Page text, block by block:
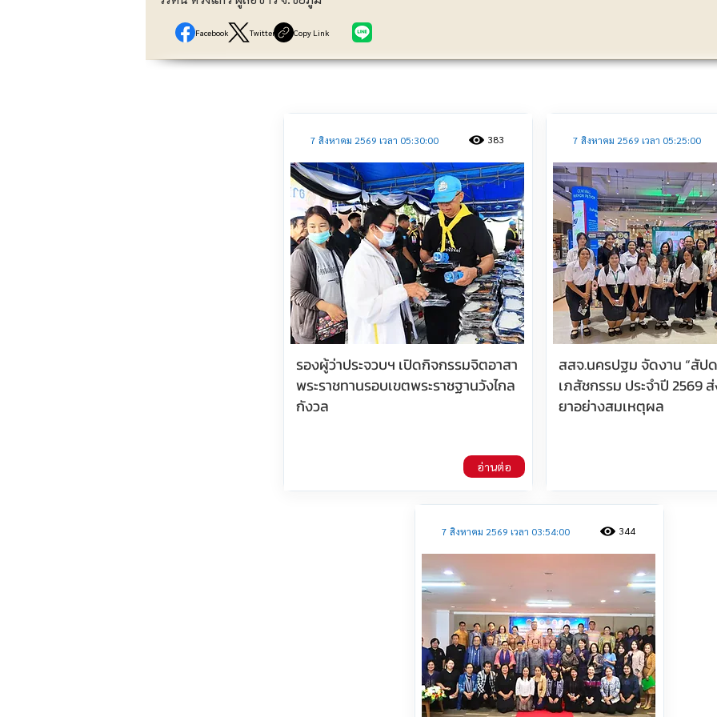
Facebook Twitter Copy Link
ประชาสัมพันธ์
7 สิงหาคม 2569 เวลา 05:30:00
รองผู้ว่าประจวบฯ เปิดกิจกรรมจิตอาสา
พระราชทานรอบเขตพระราชฐานวังไกล
กังวล
383
อ่านต่อ
7 สิงหาคม 2569 เวลา 05:25:00
สสจ.นครปฐม จัดงาน “สัป
เภสัชกรรม ประจำปี 2569
ยาอย่างสมเหตุผล
7 สิงหาคม 2569 เวลา 03:54:00 344